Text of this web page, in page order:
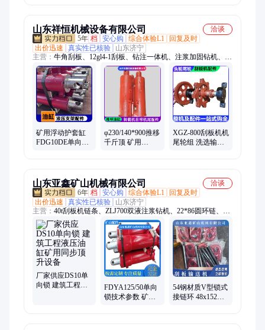
山东祥恒机械设备有限公司
洽谈
5年 档 安心购 综合体验L1
回复及时
出价迅速
真实性已核验
山东济宁
主营： 牛角刮板、12gl4-1刮板、钻注一体机、注浆加固钻机、调
质煤机锻造件
矿用浮动护套缸
FDG10DE单向锁
φ230/140*900推移
千斤顶 矿用
XGZ-800刮板机机
尾轮组 洗选输送
山东亚鑫矿山机械有限公司
洽谈
6年 档 安心购 综合体验L1
回复及时
出价迅速
真实性已核验
山东济宁
主营： 40t刮板机链条、ZLJ700双液注浆钻机、22*86圆环链、
DS10单向锁、18*64圆环链条、往复式给煤机、620/40刮板机、
铸造刮板、锻造刮板、双速绞车、调度绞车、回柱绞车、运输绞
车、煤钻杆、风钻杆、截齿、30*108圆环链、自移机尾油缸、破
碎机锤头、转载机中部槽、甲带式给煤机、给煤机驱动滚筒、皮
带机托辊、皮带机机尾
厂家供应DS10单
向锁 建筑工程液
FDYA125/50单向
锁技术参数 矿用
54钢材质V型锁式
接链环 48x152刮